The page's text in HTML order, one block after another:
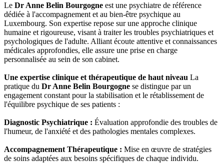
Le Dr Anne Belin Bourgogne est une psychiatre de référence
dédiée à l'accompagnement et au bien-être psychique au
Luxembourg. Son expertise repose sur une approche clinique
humaine et rigoureuse, visant à traiter les troubles psychiatriques et
psychologiques de l'adulte. Alliant écoute attentive et connaissances
médicales approfondies, elle assure une prise en charge
personnalisée au sein de son cabinet.
Une expertise clinique et thérapeutique de haut niveau La
pratique du Dr Anne Belin Bourgogne se distingue par un
engagement constant pour la stabilisation et le rétablissement de
l'équilibre psychique de ses patients :
Diagnostic Psychiatrique : Évaluation approfondie des troubles de
l'humeur, de l'anxiété et des pathologies mentales complexes.
Accompagnement Thérapeutique : Mise en œuvre de stratégies
de soins adaptées aux besoins spécifiques de chaque individu.